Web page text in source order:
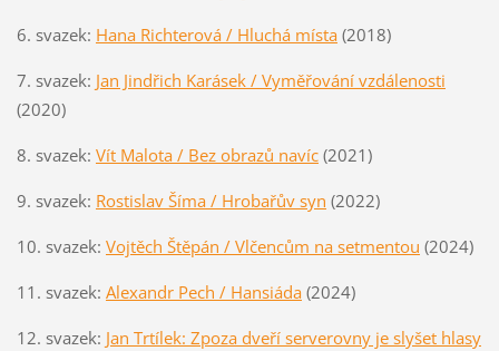
6. svazek: Hana Richterová / Hluchá místa(2018)
7. svazek: Jan Jindřich Karásek / Vyměřování vzdálenosti
(2020)
8. svazek: Vít Malota / Bez obrazů navíc(2021)
9. svazek: Rostislav Šíma / Hrobařův syn (2022)
10. svazek: Vojtěch Štěpán / Vlčencům na setmentou (2024)
11. svazek: Alexandr Pech / Hansiáda(2024)
12. svazek: Jan Trtílek: Zpoza dveří serverovny je slyšet hlasy